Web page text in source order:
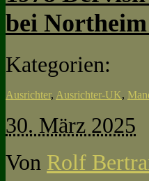
bei
Kategorien:
Ausrichter, Ausrichter-UK,
30. März 2025
Von Rolf